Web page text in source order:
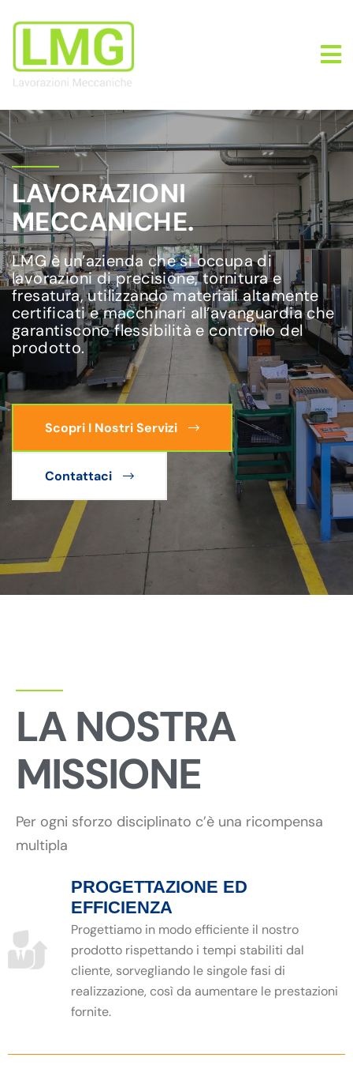
LAVORAZIONI
MECCANICHE.
LMG è un’azienda che si occupa di
lavorazioni di precisione, tornitura e
fresatura, utilizzando materiali altamente
certificati e macchinari all’avanguardia che
garantiscono flessibilità e controllo del
prodotto.
Scopri I Nostri Servizi
Contattaci
LA NOSTRA
MISSIONE
Per ogni sforzo disciplinato c’è una ricompensa
multipla
PROGETTAZIONE ED
EFFICIENZA
Progettiamo in modo efficiente il nostro
prodotto rispettando i tempi stabiliti dal
cliente, sorvegliando le singole fasi di
realizzazione, così da aumentare le prestazioni
fornite.